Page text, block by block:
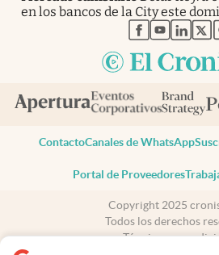
en los bancos de la City este
abre enabre en
abre
ContactoCanales de WhatsApp
Portal de Proveedores
Copyright 2025
Todos los derechos
Términos y